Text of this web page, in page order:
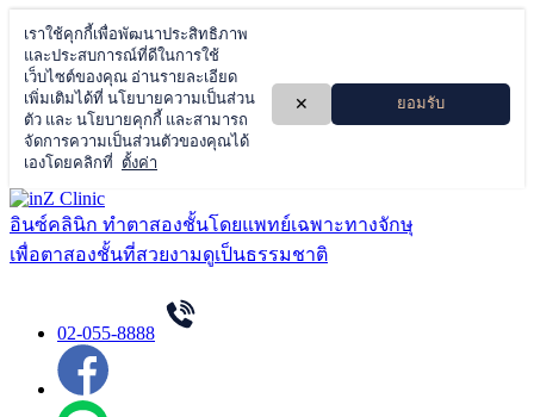
Skip
to
content
อินซ์คลินิก ทำตาสองชั้นโดยแพทย์เฉพาะทางจักษุ
เพื่อตาสองชั้นที่สวยงามดูเป็นธรรมชาติ
02-055-8888